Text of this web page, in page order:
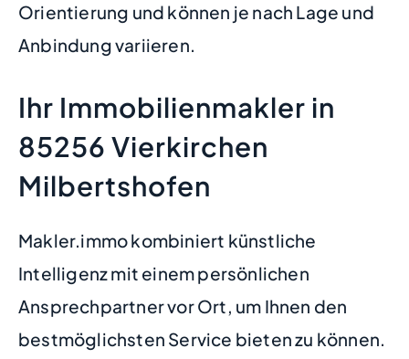
Orientierung und können je nach Lage und
Anbindung variieren.
Ihr Immobilienmakler in
85256 Vierkirchen
Milbertshofen
Makler.immo kombiniert künstliche
Intelligenz mit einem persönlichen
Ansprechpartner vor Ort, um Ihnen den
bestmöglichsten Service bieten zu können.